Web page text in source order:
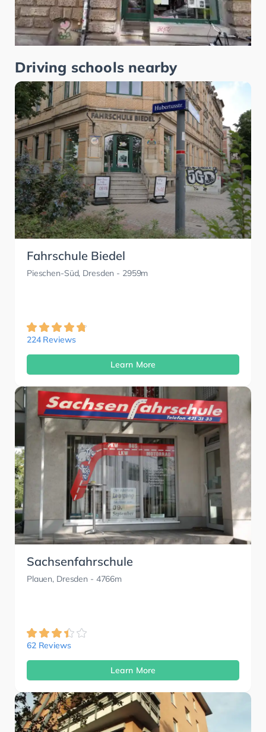
Driving schools nearby
Fahrschule Biedel
Pieschen-Süd, Dresden - 2959m
224 Reviews
Learn More
Sachsenfahrschule
Plauen, Dresden - 4766m
62 Reviews
Learn More